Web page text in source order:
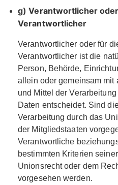
g) Verantwortlicher
Verantwortlicher
Verantwortlicher oder für
Verantwortlicher ist die
Person, Behörde,
allein oder gemeinsam mit
und Mittel der
Daten entscheidet. Sind
Verarbeitung durch das
der Mitgliedstaaten
Verantwortliche
bestimmten Kriterien
Unionsrecht oder dem
vorgesehen werden.